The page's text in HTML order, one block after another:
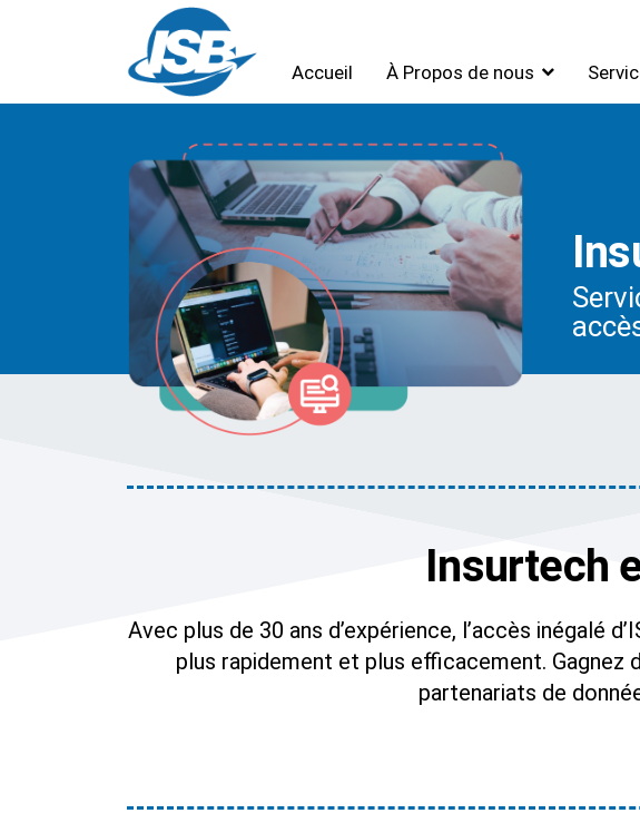
Accueil À Propos de nous
Insurtech
Avec plus de 30 ans d’expérience, l’accès inégalé
plus rapidement et plus efficacement. Gagnez
partenariats de